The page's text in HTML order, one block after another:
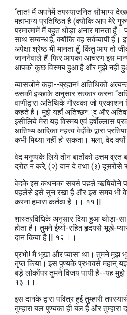
“तात! मैं अपनेमें तपस्याजनित सौभाग्य
महाभाग्य प्रतिष्ठित है (क्योंकि आप मेरे
परमात्मामें मैं बहुत थोड़ा अनार मानता हूँ।
साथ सम्बन्ध है; क्योंकि वह सर्वव्यापी है।
अपेक्षा श्रेष्ठ भी मानता हूँ, किंतु आप तो
जाननेवाले हैं, फिर आपका आचरण इस
आपको कुछ विस्मय हुआ है और मुझे नहीं
व्यासजीने कहा--ब्रह्मन! अतिथिको
उसकी इच्छाके अनुसार सत्कार करना
वाणीद्वारा अतिथिके गौरवका जो
कहते हैं। मुझे यहाँ अतिच्छन्‍्द और अतिवाद
इसीलिये मेरा यह विस्मय एवं हर्षोल्लास
आतिथ्य आदिका महत्त्व वेदोंके द्वारा
कभी मिथ्या नहीं हो सकता। भला, वेद
वेद मनुष्यके लिये तीन बातोंको उत्तम
द्रोह न करे, (२) दान दे तथा (३)
वेदके इस कथनका सबसे पहले ऋषियोंने
पहलेसे इसे सुन रखा है और इस समय भी
करना हमारा कर्तव्य है ।। ११ ||
शास्त्रविधिके अनुसार दिया हुआ थोड़ा-
होता है। तुमने ईर्ष्या-रहित हृदयसे भूखे-
दान किया है || १२ ।।
प्रभो! मैं भूखा और प्यासा था। तुमने मुझ
तृप्त किया। इस पुण्यके प्रभावसे महान्‌
बड़े लोकोंपर तुमने विजय पायी है--यह मुझे
१३ ।।
इस दानके द्वारा पवित्र हुई तुम्हारी
तुम्हारा बल पुण्यका ही बल है और तुम्हारा